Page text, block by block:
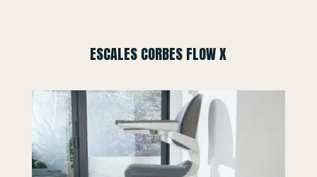
ESCALES CORBES FLOW X